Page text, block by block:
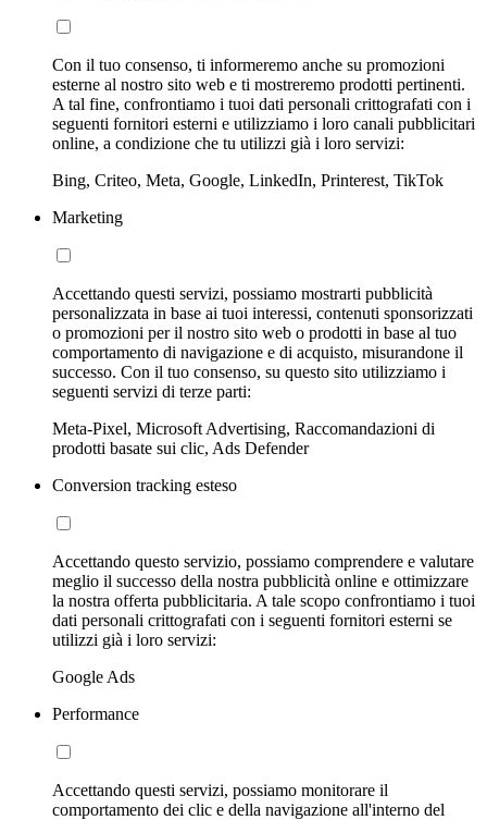
Con il tuo consenso, ti informeremo anche su promozioni
esterne al nostro sito web e ti mostreremo prodotti pertinenti.
A tal fine, confrontiamo i tuoi dati personali crittografati con i
seguenti fornitori esterni e utilizziamo i loro canali pubblicitari
online, a condizione che tu utilizzi già i loro servizi:
Bing, Criteo, Meta, Google, LinkedIn, Printerest, TikTok
Marketing
Accettando questi servizi, possiamo mostrarti pubblicità
personalizzata in base ai tuoi interessi, contenuti sponsorizzati
o promozioni per il nostro sito web o prodotti in base al tuo
comportamento di navigazione e di acquisto, misurandone il
successo. Con il tuo consenso, su questo sito utilizziamo i
seguenti servizi di terze parti:
Meta-Pixel, Microsoft Advertising, Raccomandazioni di
prodotti basate sui clic, Ads Defender
Conversion tracking esteso
Accettando questo servizio, possiamo comprendere e valutare
meglio il successo della nostra pubblicità online e ottimizzare
la nostra offerta pubblicitaria. A tale scopo confrontiamo i tuoi
dati personali crittografati con i seguenti fornitori esterni se
utilizzi già i loro servizi:
Google Ads
Performance
Accettando questi servizi, possiamo monitorare il
comportamento dei clic e della navigazione all'interno del